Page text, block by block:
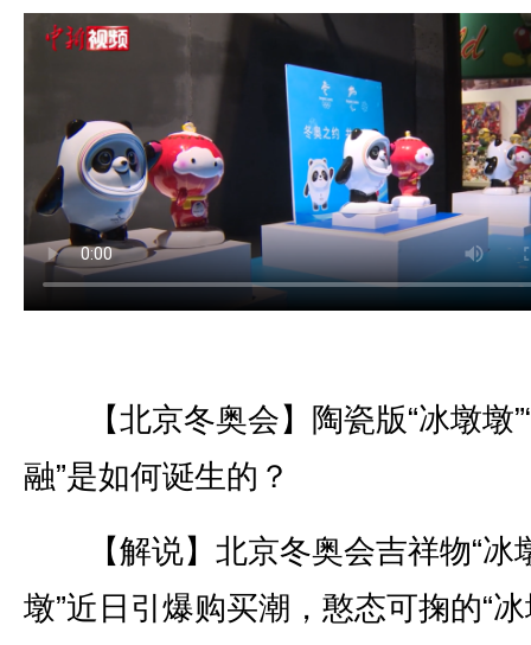
【北京冬奥会】陶瓷版“冰墩墩
融”是如何诞生的？
【解说】北京冬奥会吉祥物“冰
墩”近日引爆购买潮，憨态可掬的“